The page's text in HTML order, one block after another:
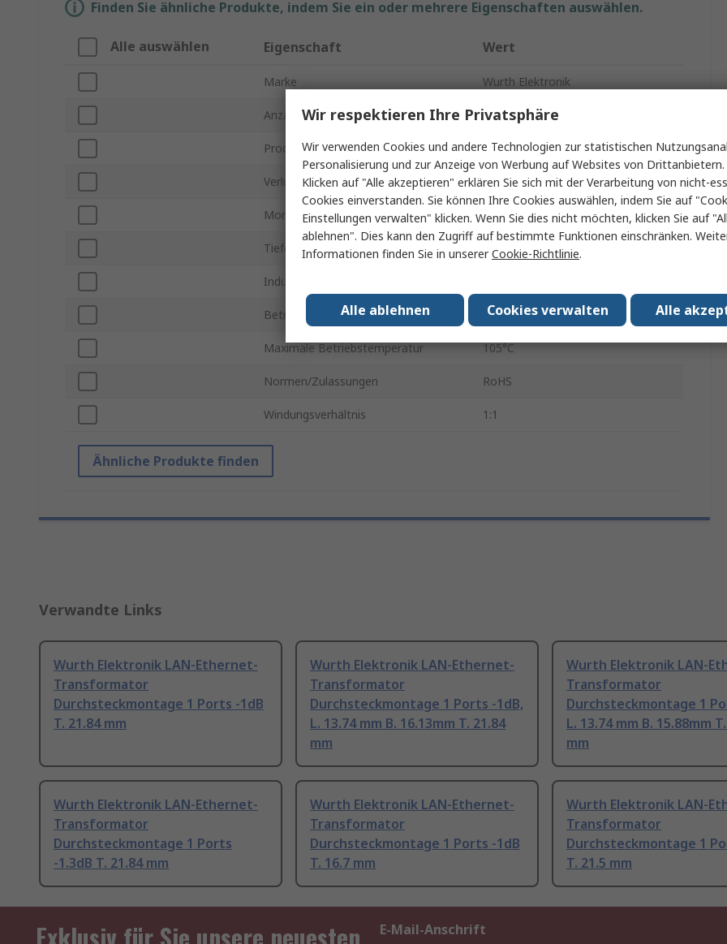
Finden Sie ähnliche Produkte, indem Sie ein oder mehrere Eigenschaften auswählen.
Alle auswählen Eigenschaft Wert
Marke Wurth Elektronik
Anzahl der Ausgänge 1
Produkt Typ LAN-Ethernet-Transformator
Verlustdämpfung -1dB
Montageart Durchsteckmontage
Tiefe 21.84mm
Induktivität
Betriebstemperatur min. -40°C
Maximale Betriebstemperatur 105°C
Normen/Zulassungen RoHS
Windungsverhältnis 1:1
Ähnliche Produkte finden
Verwandte Links
Wurth Elektronik LAN-Ethernet-
Transformator
Durchsteckmontage 1 Ports -1dB
T. 21.84 mm
Wurth Elektronik LAN-Ethernet-
Transformator
Durchsteckmontage 1 Ports -1dB,
L. 13.74 mm B. 16.13mm T. 21.84
mm
Wurth Elektronik LAN-
Transformator
Durchsteckmontage 1
L. 13.74 mm B. 15.88mm
mm
Wurth Elektronik LAN-Ethernet-
Transformator
Durchsteckmontage 1 Ports
-1.3dB T. 21.84 mm
Wurth Elektronik LAN-Ethernet-
Transformator
Durchsteckmontage 1 Ports -1dB
T. 16.7 mm
Wurth Elektronik LAN-
Transformator
Durchsteckmontage 1
T. 21.5 mm
E-Mail-Anschrift
Wir respektieren Ihre Privatsphäre
Wir verwenden Cookies und andere Technologien zur statistischen
Personalisierung und zur Anzeige von Werbung auf Websites von
Klicken auf "Alle akzeptieren" erklären Sie sich mit der Verarbeitung von nicht-
Cookies einverstanden. Sie können Ihre Cookies auswählen, indem Sie auf
Einstellungen verwalten" klicken. Wenn Sie dies nicht möchten, klicken Sie auf
ablehnen". Dies kann den Zugriff auf bestimmte Funktionen einschränken.
Informationen finden Sie in unsererCookie-Richtlinie.
Alle
Cookies verwalten
Alle ablehnen